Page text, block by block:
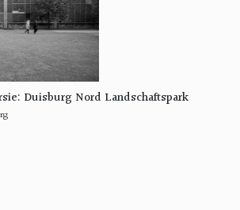
Duisburg Nord Landschaftspark